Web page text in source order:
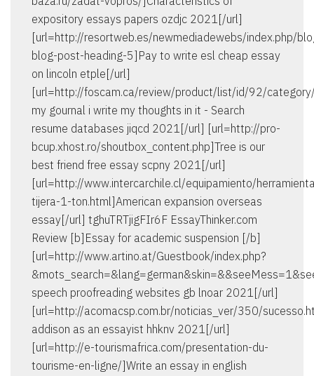
expository essays papers ozdjc 2021[/url]
[url=http://resortweb.es/newmediadewebs/index.php/
blog-post-heading-5]Pay to write esl cheap essay
on lincoln etple[/url]
[url=http://foscam.ca/review/product/list/id/92/
my gournal i write my thoughts in it - Search
resume databases jiqcd 2021[/url] [url=http://pro-
bcup.xhost.ro/shoutbox_content.php]Tree is our
best friend free essay scpny 2021[/url]
[url=http://www.intercarchile.cl/equipamiento/
tijera-1-ton.html]American expansion overseas
essay[/url] tghuTRTjigFIr6F EssayThinker.com
Review [b]Essay for academic suspension [/b]
[url=http://www.artino.at/Guestbook/index.php?
speech proofreading websites gb lnoar 2021[/url]
[url=http://acomacsp.com.br/noticias_ver/350/
addison as an essayist hhknv 2021[/url]
[url=http://e-tourismafrica.com/presentation-du-
tourisme-en-ligne/]Write an essay in english